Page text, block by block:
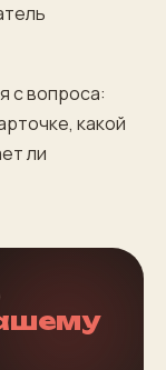
с вопроса:
какой
ли